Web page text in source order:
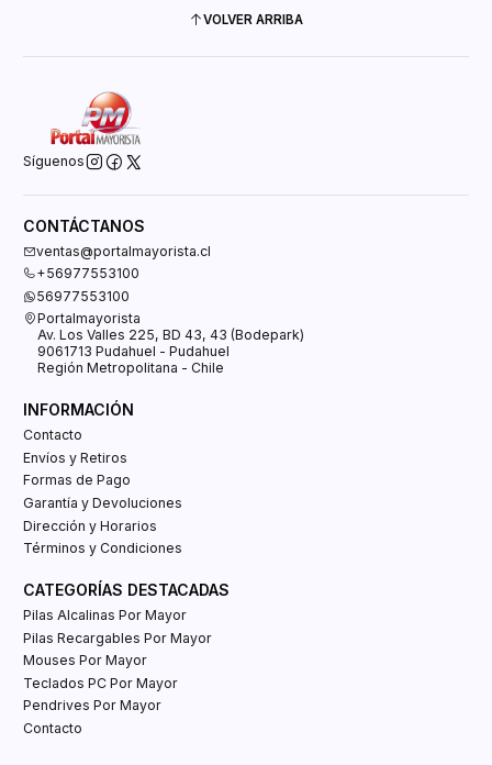
VOLVER ARRIBA
Síguenos
CONTÁCTANOS
ventas@portalmayorista.cl
+56977553100
56977553100
Portalmayorista
Av. Los Valles 225, BD 43, 43 (Bodepark)
9061713 Pudahuel - Pudahuel
Región Metropolitana - Chile
INFORMACIÓN
Contacto
Envíos y Retiros
Formas de Pago
Garantía y Devoluciones
Dirección y Horarios
Términos y Condiciones
CATEGORÍAS DESTACADAS
Pilas Alcalinas Por Mayor
Pilas Recargables Por Mayor
Mouses Por Mayor
Teclados PC Por Mayor
Pendrives Por Mayor
Contacto